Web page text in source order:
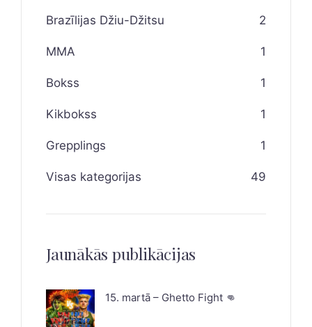
Brazīlijas Džiu-Džitsu 2
MMA 1
Bokss 1
Kikbokss 1
Grepplings 1
Visas kategorijas 49
Jaunākās publikācijas
15. martā – Ghetto Fight 👊